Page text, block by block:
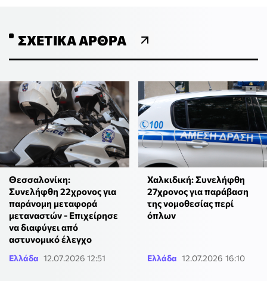
ΣΧΕΤΙΚΆ ΆΡΘΡΑ
Θεσσαλονίκη:
Συνελήφθη 22χρονος για
παράνομη μεταφορά
μεταναστών - Επιχείρησε
να διαφύγει από
αστυνομικό έλεγχο
Ελλάδα 12.07.2026 12:51
Χαλκιδική: Συνελήφθη
27χρονος για παράβαση
της νομοθεσίας περί
όπλων
Ελλάδα 12.07.2026 16:10